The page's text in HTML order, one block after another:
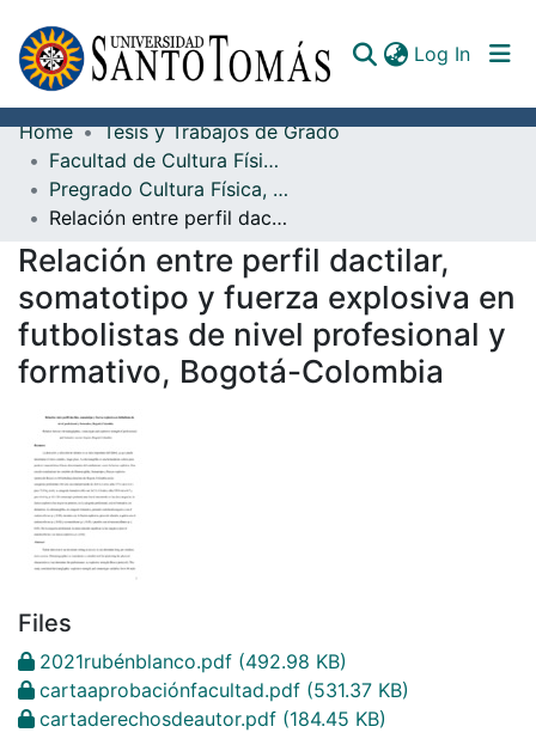
Log In
Communities & Collections
All of DSpace
Documents
Home
Tesis y Trabajos de Grado
Facultad de Cultura Física, Deporte y Recreación
Pregrado Cultura Física, Deporte y Recreación
Relación entre perfil dactilar, somatotipo y fuerza explosiva en futbolistas de nivel profesional y formativo, Bogotá-Colombia
Relación entre perfil dactilar,
somatotipo y fuerza explosiva en
futbolistas de nivel profesional y
formativo, Bogotá-Colombia
Files
2021rubénblanco.pdf (492.98 KB)
cartaaprobaciónfacultad.pdf (531.37 KB)
cartaderechosdeautor.pdf (184.45 KB)